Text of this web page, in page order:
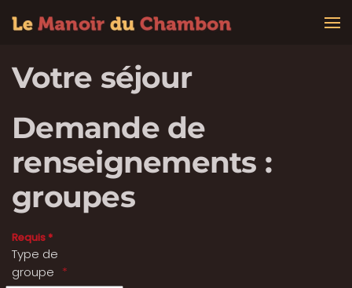
Votre séjour
Demande de
renseignements :
groupes
Requis *
Type de
groupe